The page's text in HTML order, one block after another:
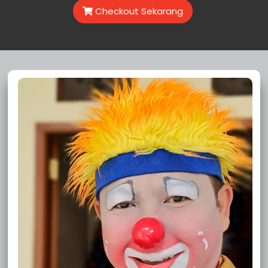
Sewa Badut Pebayuran
Sewa Badut Muaragembong
Sewa Badut Cibitung
Sewa Badut Cibarusah
Sewa Badut Cabangbungin
Sewa Badut Bojongmangu
Sewa Badut Babelan
Sewa Badut Kecamatan Tangerang
Sewa Badut Tangerang Pinang
Sewa Badut Tangerang Periuk
Sewa Badut Tangerang Neglasari
Sewa Badut Tangerang Larangan
Sewa Badut Tangerang Karawaci
Sewa Badut Tangerang Karang Tengah
Sewa Badut Tangerang Jatiuwung
Sewa Badut Tangerang Cipondoh
Sewa Badut Tangerang Ciledug
Checkout Sekarang